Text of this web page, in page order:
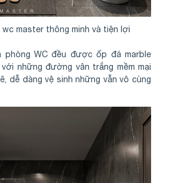
master thông minh và tiện lợi
phòng WC đều được ốp đá marble
những đường vân trắng mềm mại
dễ dàng vệ sinh những vẫn vô cùng